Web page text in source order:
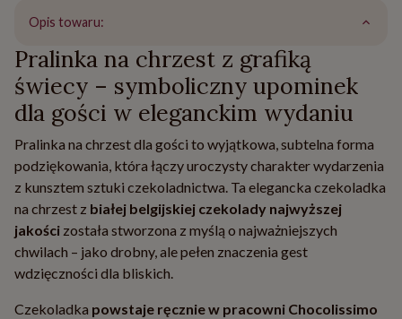
Opis towaru:
Pralinka na chrzest z grafiką
świecy – symboliczny upominek
dla gości w eleganckim wydaniu
Pralinka na chrzest dla gości to wyjątkowa, subtelna forma
podziękowania, która łączy uroczysty charakter wydarzenia
z kunsztem sztuki czekoladnictwa. Ta elegancka czekoladka
na chrzest z białej belgijskiej czekolady najwyższej
jakości została stworzona z myślą o najważniejszych
chwilach – jako drobny, ale pełen znaczenia gest
wdzięczności dla bliskich.
Czekoladka powstaje ręcznie w pracowni Chocolissimo